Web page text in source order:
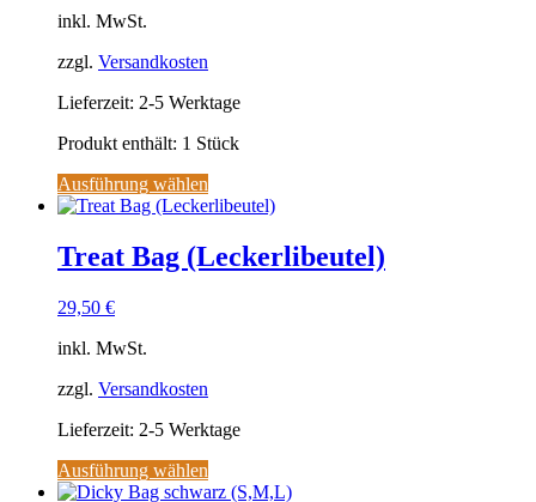
auf
Produktseite
gewählt
inkl. MwSt.
zzgl. Versandkosten
Lieferzeit: 2-5 Werktage
Produkt enthält: 1 Stück
Ausführung wählen
Dieses
weist
mehrere
auf.
Optionen
auf
der
Produktseite
gewählt
werden
Treat Bag (Leckerlibeutel)
29,50 €
inkl. MwSt.
zzgl. Versandkosten
Lieferzeit: 2-5 Werktage
Ausführung wählen
Dieses